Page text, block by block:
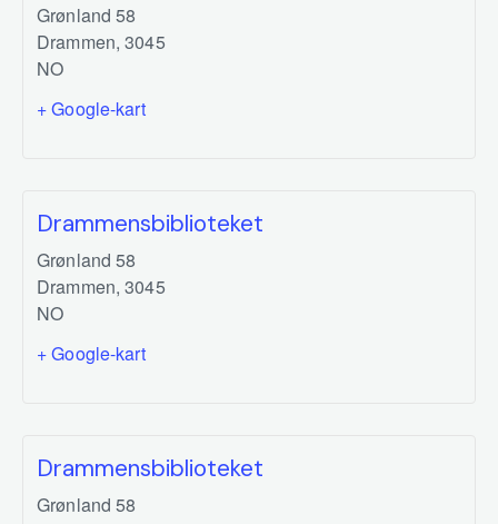
Grønland 58
Drammen, 3045
NO
+ Google-kart
Drammensbiblioteket
Grønland 58
Drammen, 3045
NO
+ Google-kart
Drammensbiblioteket
Grønland 58